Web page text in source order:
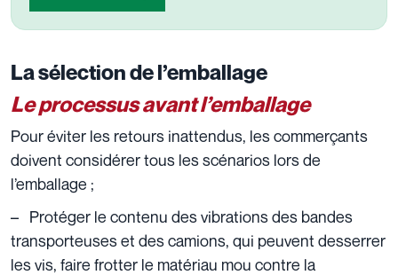
La sélection de l’emballage
Le processus avant l’emballage
Pour éviter les retours inattendus, les commerçants
doivent considérer tous les scénarios lors de
l’emballage ;
– Protéger le contenu des vibrations des bandes
transporteuses et des camions, qui peuvent desserrer
les vis, faire frotter le matériau mou contre la